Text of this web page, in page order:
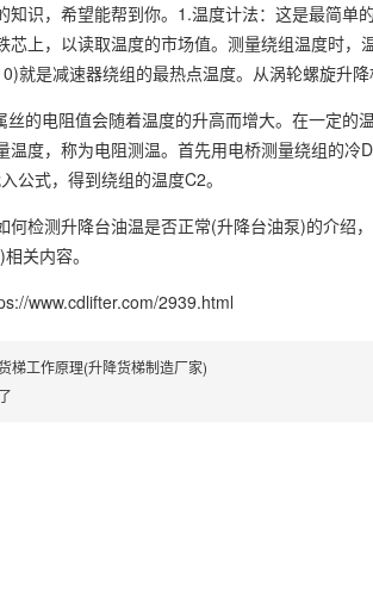
知识，希望能帮到你。1.温度计法：这是最简
芯上，以读取温度的市场值。测量绕组温度时
就是减速器绕组的最热点温度。从涡轮螺旋升
丝的电阻值会随着温度的升高而增大。在一定
温度，称为电阻测温。首先用电桥测量绕组的
公式，得到绕组的温度C2。
何检测升降台油温是否正常(升降台油泵)的介绍
关内容。
www.cdlifter.com/2939.html
梯工作原理(升降货梯制造厂家)